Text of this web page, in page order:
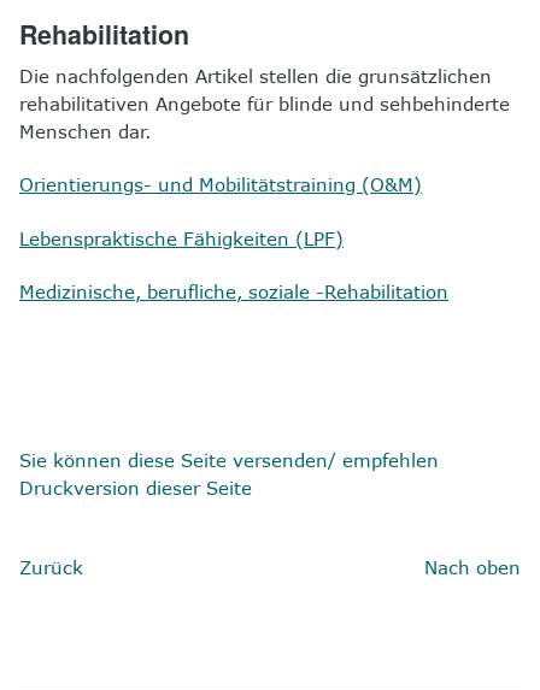
Rehabilitation
Die nachfolgenden Artikel stellen die grunsätzlichen
rehabilitativen Angebote für blinde und sehbehinderte
Menschen dar.
Orientierungs- und Mobilitätstraining (O&M)
Lebenspraktische Fähigkeiten (LPF)
Medizinische, berufliche, soziale -Rehabilitation
Sie können diese Seite versenden/ empfehlen
Druckversion dieser Seite
Zurück Nach oben